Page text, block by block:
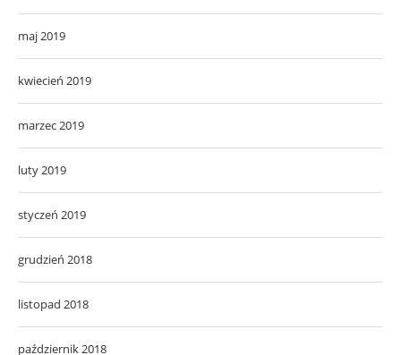
maj 2019
kwiecień 2019
marzec 2019
luty 2019
styczeń 2019
grudzień 2018
listopad 2018
październik 2018